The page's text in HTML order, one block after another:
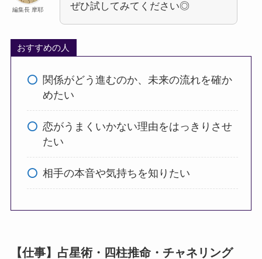
編集長 摩耶
ぜひ試してみてください◎
おすすめの人
関係がどう進むのか、未来の流れを確か
めたい
恋がうまくいかない理由をはっきりさせ
たい
相手の本音や気持ちを知りたい
【仕事】占星術・四柱推命・チャネリング